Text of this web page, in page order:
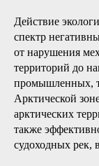
остров Врангеля
Котельный
Франца-Иосифа
возвращаются
Логистика,
значительной
задействования